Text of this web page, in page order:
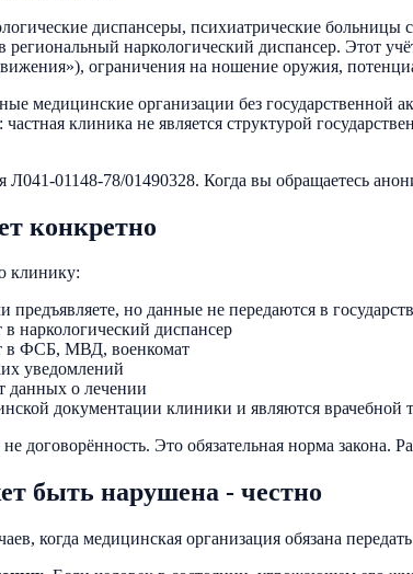
диспансеры, психиатрические
региональный наркологический диспансер. Этот
ограничения на ношение оружия,
медицинские организации без
клиника не является структурой
01148-78/01490328. Когда вы обращаетесь
конкретно
клинику:
предъявляете, но данные не передаются в
наркологический диспансер
в ФСБ, МВД, военкомат
уведомлений
данных о лечении
документации клиники и являются врачебной
договорённость. Это обязательная норма
быть нарушена - честно
когда медицинская организация обязана